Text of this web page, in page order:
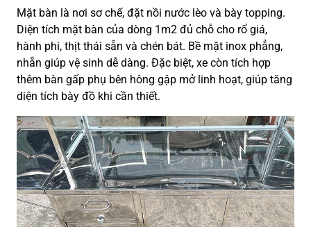
Mặt bàn là nơi sơ chế, đặt nồi nước lèo và bày topping.
Diện tích mặt bàn của dòng 1m2 đủ chỗ cho rổ giá,
hành phi, thịt thái sẵn và chén bát. Bề mặt inox phẳng,
nhẵn giúp vệ sinh dễ dàng. Đặc biệt, xe còn tích hợp
thêm bàn gấp phụ bên hông gập mở linh hoạt, giúp tăng
diện tích bày đồ khi cần thiết.